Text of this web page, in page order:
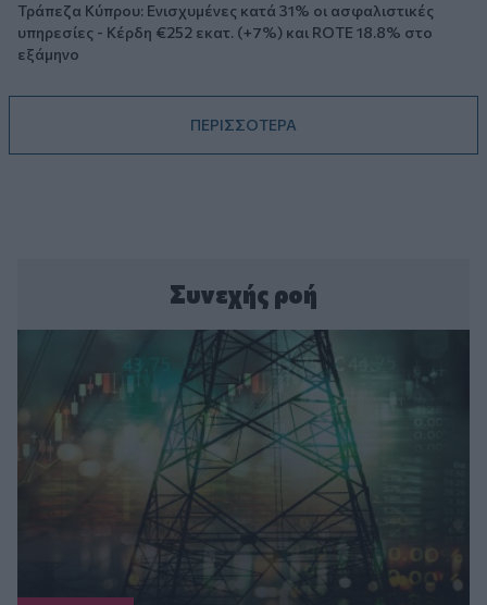
Τράπεζα Κύπρου: Ενισχυμένες κατά 31% οι ασφαλιστικές
υπηρεσίες - Κέρδη €252 εκατ. (+7%) και ROTE 18.8% στο
εξάμηνο
ΠΕΡΙΣΣΟΤΕΡΑ
Συνεχής ροή